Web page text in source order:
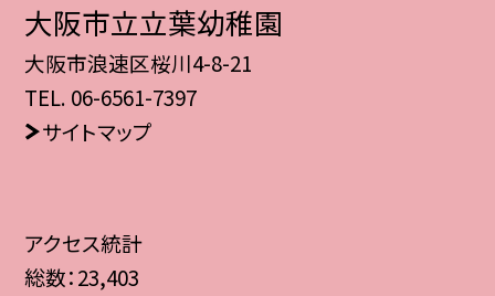
大阪市立立葉幼稚園
大阪市浪速区桜川4-8-21
TEL. 06-6561-7397
サイトマップ
アクセス統計
総数：23,403